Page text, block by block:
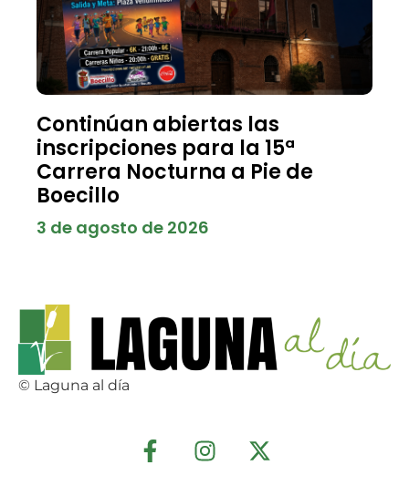
Continúan abiertas las
inscripciones para la 15ª
Carrera Nocturna a Pie de
Boecillo
3 de agosto de 2026
© Laguna al día